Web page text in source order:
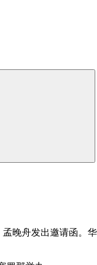
晚舟发出邀请函